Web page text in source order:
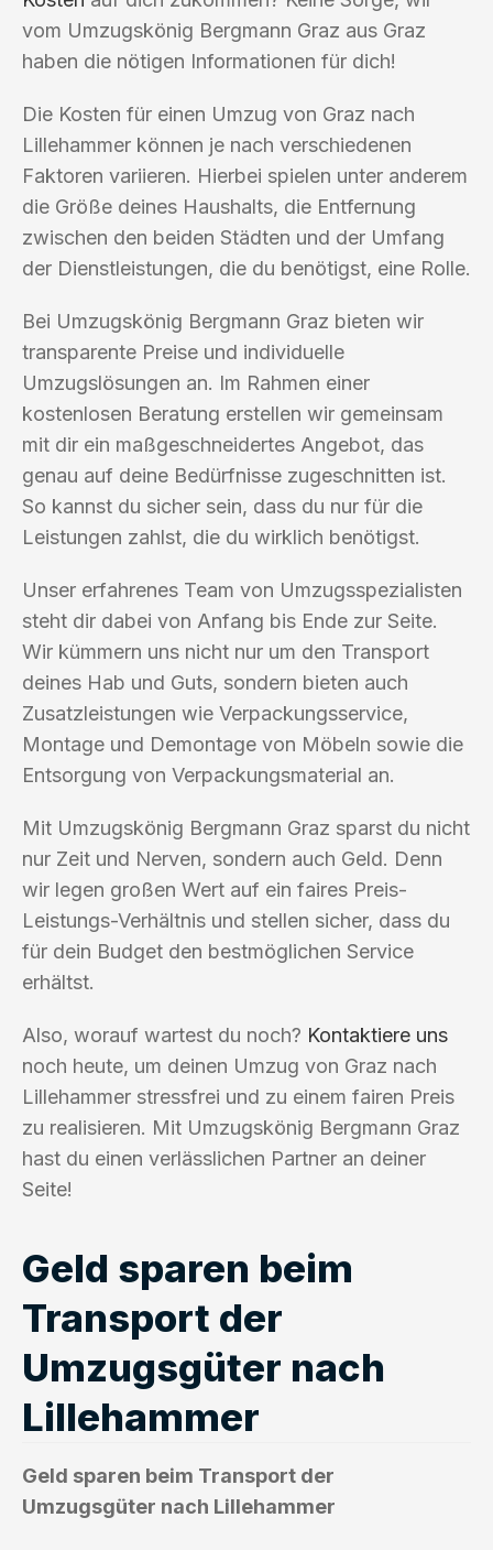
vom Umzugskönig Bergmann Graz aus Graz
haben die nötigen Informationen für dich!
Die Kosten für einen Umzug von Graz nach
Lillehammer können je nach verschiedenen
Faktoren variieren. Hierbei spielen unter anderem
die Größe deines Haushalts, die Entfernung
zwischen den beiden Städten und der Umfang
der Dienstleistungen, die du benötigst, eine Rolle.
Bei Umzugskönig Bergmann Graz bieten wir
transparente Preise und individuelle
Umzugslösungen an. Im Rahmen einer
kostenlosen Beratung erstellen wir gemeinsam
mit dir ein maßgeschneidertes Angebot, das
genau auf deine Bedürfnisse zugeschnitten ist.
So kannst du sicher sein, dass du nur für die
Leistungen zahlst, die du wirklich benötigst.
Unser erfahrenes Team von Umzugsspezialisten
steht dir dabei von Anfang bis Ende zur Seite.
Wir kümmern uns nicht nur um den Transport
deines Hab und Guts, sondern bieten auch
Zusatzleistungen wie Verpackungsservice,
Montage und Demontage von Möbeln sowie die
Entsorgung von Verpackungsmaterial an.
Mit Umzugskönig Bergmann Graz sparst du nicht
nur Zeit und Nerven, sondern auch Geld. Denn
wir legen großen Wert auf ein faires Preis-
Leistungs-Verhältnis und stellen sicher, dass du
für dein Budget den bestmöglichen Service
erhältst.
Also, worauf wartest du noch? Kontaktiere uns
noch heute, um deinen Umzug von Graz nach
Lillehammer stressfrei und zu einem fairen Preis
zu realisieren. Mit Umzugskönig Bergmann Graz
hast du einen verlässlichen Partner an deiner
Seite!
Geld sparen beim
Transport der
Umzugsgüter nach
Lillehammer
Geld sparen beim Transport der
Umzugsgüter nach Lillehammer